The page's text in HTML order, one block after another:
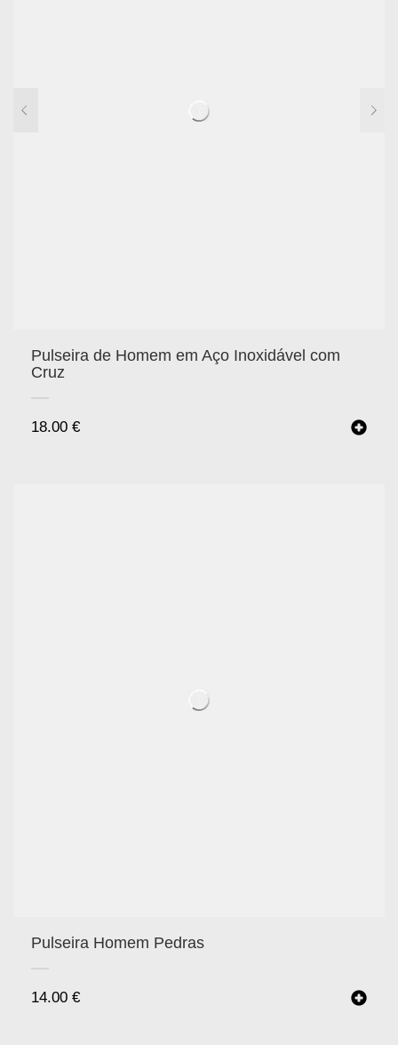
Pulseira de Homem em Aço Inoxidável com
Cruz
18.00 €
Pulseira Homem Pedras
14.00 €